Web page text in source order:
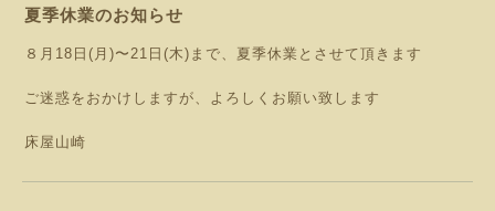
夏季休業のお知らせ
８月18日(月)〜21日(木)まで、夏季休業とさせて頂きます
ご迷惑をおかけしますが、よろしくお願い致します
床屋山崎